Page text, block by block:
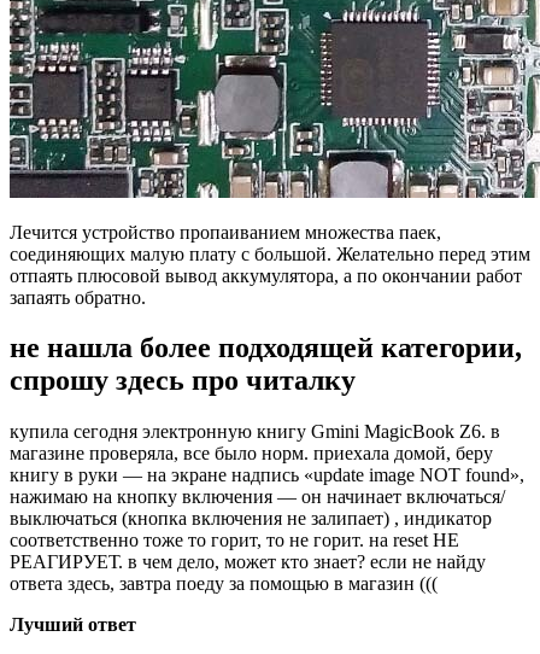
Лечится устройство пропаиванием множества паек,
соединяющих малую плату с большой. Желательно перед этим
отпаять плюсовой вывод аккумулятора, а по окончании работ
запаять обратно.
не нашла более подходящей категории,
спрошу здесь про читалку
купила сегодня электронную книгу Gmini MagicBook Z6. в
магазине проверяла, все было норм. приехала домой, беру
книгу в руки — на экране надпись «update image NOT found»,
нажимаю на кнопку включения — он начинает включаться/
выключаться (кнопка включения не залипает) , индикатор
соответственно тоже то горит, то не горит. на reset НЕ
РЕАГИРУЕТ. в чем дело, может кто знает? если не найду
ответа здесь, завтра поеду за помощью в магазин (((
Лучший ответ